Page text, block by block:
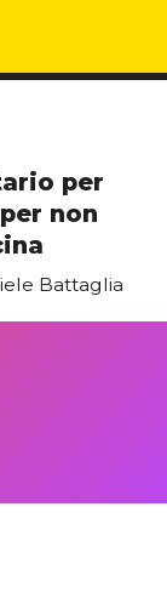
per
non
Battaglia